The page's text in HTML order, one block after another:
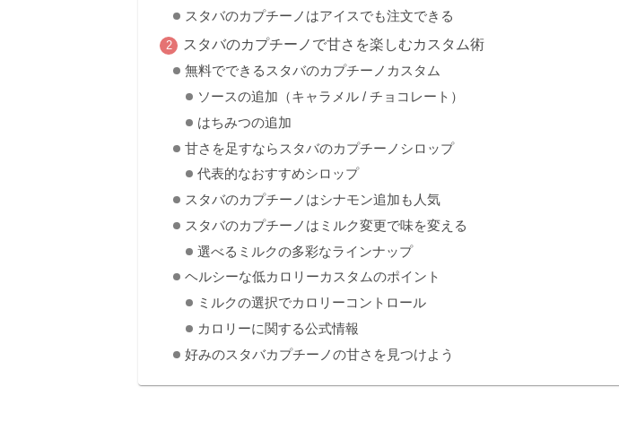
スタバのカプチーノはアイスでも注文できる
スタバのカプチーノで甘さを楽しむカスタム術
無料でできるスタバのカプチーノカスタム
ソースの追加（キャラメル / チョコレート）
はちみつの追加
甘さを足すならスタバのカプチーノシロップ
代表的なおすすめシロップ
スタバのカプチーノはシナモン追加も人気
スタバのカプチーノはミルク変更で味を変える
選べるミルクの多彩なラインナップ
ヘルシーな低カロリーカスタムのポイント
ミルクの選択でカロリーコントロール
カロリーに関する公式情報
好みのスタバカプチーノの甘さを見つけよう